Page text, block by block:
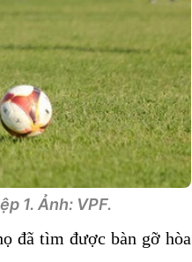
1. Ảnh: VPF.
đã tìm được bàn gỡ hòa